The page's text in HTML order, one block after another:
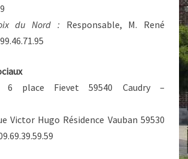
du Nord : Responsable, M. René
6 place Fievet 59540 Caudry –
Victor Hugo Résidence Vauban 59530